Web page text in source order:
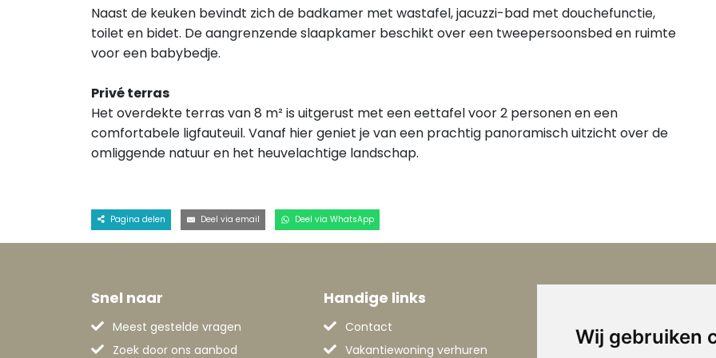
Wij gebruiken
Naast de keuken bevindt zich de badkamer met wastafel, jacuzzi-bad met douchefunctie,
toilet en bidet. De aangrenzende slaapkamer beschikt over een tweepersoonsbed en ruimte
voor een babybedje.
Privé terras
Het overdekte terras van 8 m² is uitgerust met een eettafel voor 2 personen en een
comfortabele ligfauteuil. Vanaf hier geniet je van een prachtig panoramisch uitzicht over de
omliggende natuur en het heuvelachtige landschap.
Pagina delen Deel via email Deel via WhatsApp
Snel naar
Meest gestelde vragen
Zoek door ons aanbod
Handige links
Contact
Vakantiewoning verhuren
Over Le Marche
Vakantie Le Marche